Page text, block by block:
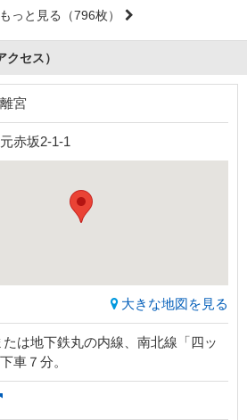
っと見る （796枚）
セス）
宮
赤坂2-1-1
大きな地図を見る
は地下鉄丸の内線、南北線「四ッ
車７分。